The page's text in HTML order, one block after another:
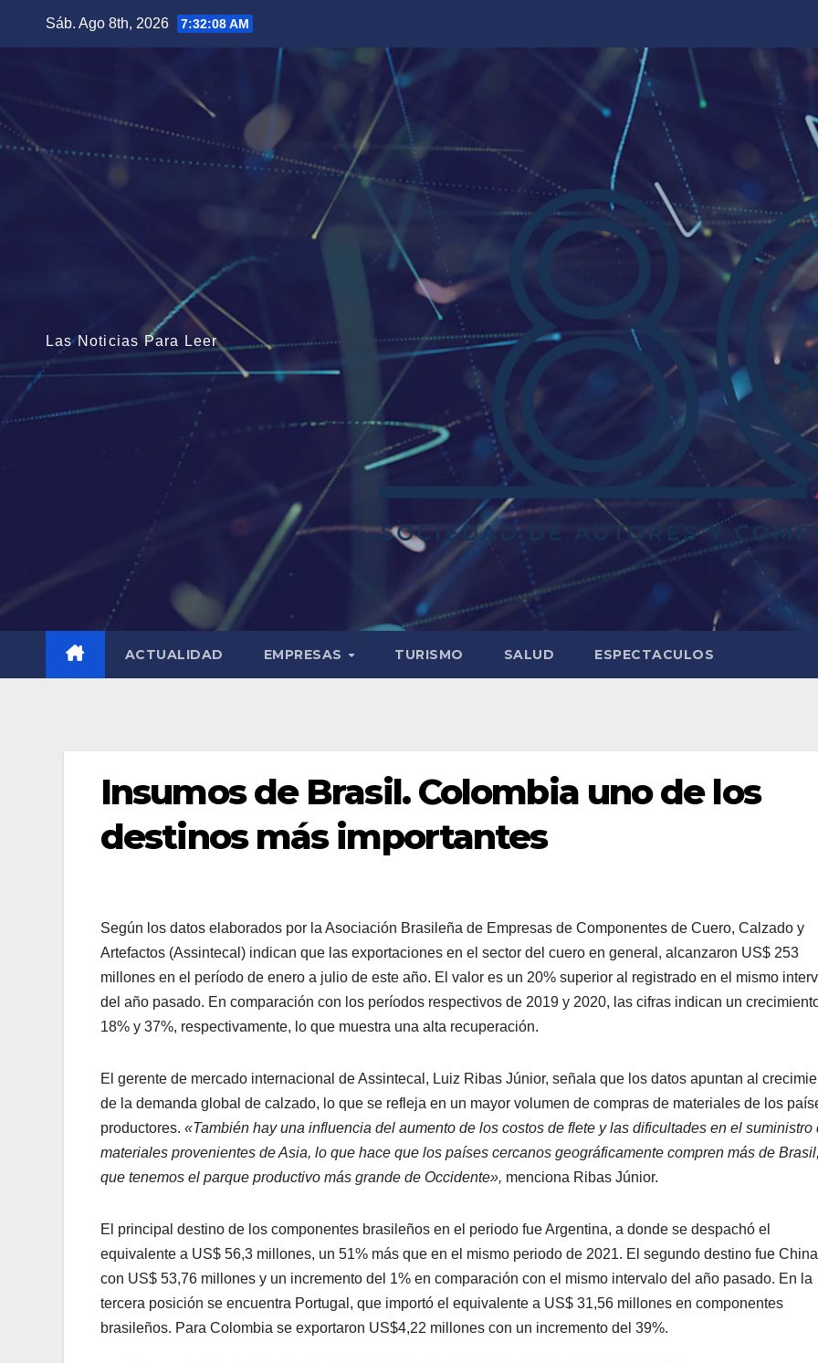
Sáb. Ago 8th, 2026 7:32:09 AM
Las Noticias Para Leer
ACTUALIDAD EMPRESAS TURISMO SALUD ESPECTACULOS
Insumos de Brasil. Colombia uno de los
destinos más importantes
Según los datos elaborados por la Asociación Brasileña de Empresas de Componentes de Cuero, Calzado y
Artefactos (Assintecal) indican que las exportaciones en el sector del cuero en general, alcanzaron US$ 253
millones en el período de enero a julio de este año. El valor es un 20% superior al registrado en el mismo
del año pasado. En comparación con los períodos respectivos de 2019 y 2020, las cifras indican un
18% y 37%, respectivamente, lo que muestra una alta recuperación.
El gerente de mercado internacional de Assintecal, Luiz Ribas Júnior, señala que los datos apuntan al
de la demanda global de calzado, lo que se refleja en un mayor volumen de compras de materiales de los
productores. «También hay una influencia del aumento de los costos de flete y las dificultades en el suministro
materiales provenientes de Asia, lo que hace que los países cercanos geográficamente compren más de
que tenemos el parque productivo más grande de Occidente», menciona Ribas Júnior.
El principal destino de los componentes brasileños en el periodo fue Argentina, a donde se despachó el
equivalente a US$ 56,3 millones, un 51% más que en el mismo periodo de 2021. El segundo destino fue
con US$ 53,76 millones y un incremento del 1% en comparación con el mismo intervalo del año pasado. En la
tercera posición se encuentra Portugal, que importó el equivalente a US$ 31,56 millones en componentes
brasileños. Para Colombia se exportaron US$4,22 millones con un incremento del 39%.